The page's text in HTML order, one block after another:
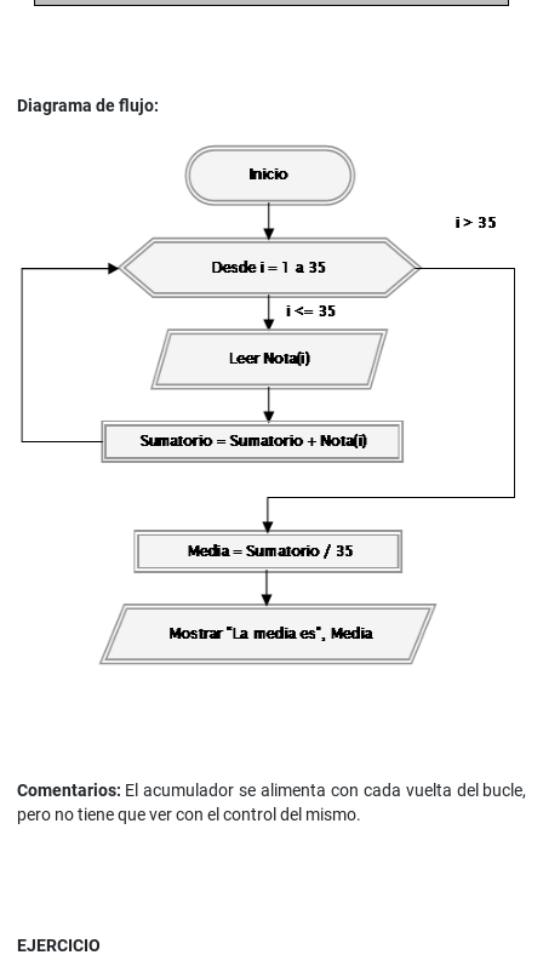
Diagrama de flujo:
Comentarios: El acumulador se alimenta con cada vuelta del bucle,
pero no tiene que ver con el control del mismo.
EJERCICIO